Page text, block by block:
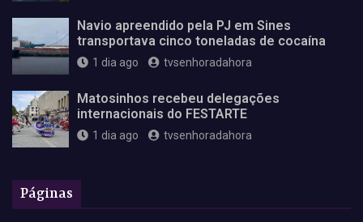
Navio apreendido pela PJ em Sines
transportava cinco toneladas de cocaína
1 dia ago tvsenhoradahora
Matosinhos recebeu delegações
internacionais do FESTARTE
1 dia ago tvsenhoradahora
Páginas